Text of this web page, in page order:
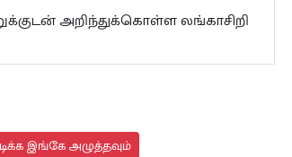
அறிந்துக்கொள்ள லங்காசிறி
இங்கே அழுத்தவும்